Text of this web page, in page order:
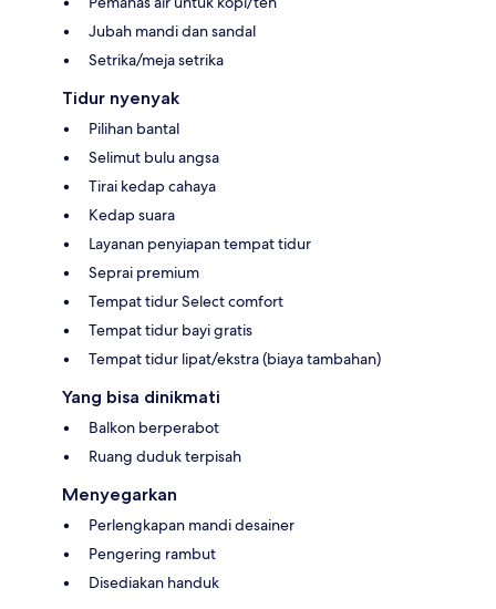
Jubah mandi dan sandal
Setrika/meja setrika
Tidur nyenyak
Pilihan bantal
Selimut bulu angsa
Tirai kedap cahaya
Kedap suara
Layanan penyiapan tempat tidur
Seprai premium
Tempat tidur Select comfort
Tempat tidur bayi gratis
Tempat tidur lipat/ekstra (biaya tambahan)
Yang bisa dinikmati
Balkon berperabot
Ruang duduk terpisah
Menyegarkan
Perlengkapan mandi desainer
Pengering rambut
Disediakan handuk